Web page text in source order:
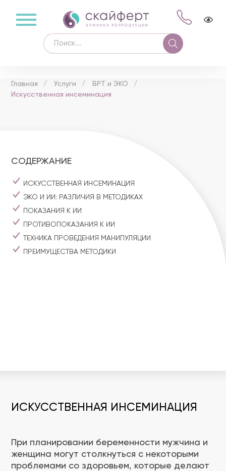
Главная Услуги
ВРТ и ЭКО
Искусственная инсеминация
СОДЕРЖАНИЕ
ИСКУССТВЕННАЯ ИНСЕМИНАЦИЯ
ЭКО И ИИ: РАЗЛИЧИЯ В МЕТОДИКАХ
ПОКАЗАНИЯ К ИИ
ПРОТИВОПОКАЗАНИЯ К ИИ
ТЕХНИКА ПРОВЕДЕНИЯ МАНИПУЛЯЦИИ
ПРЕИМУЩЕСТВА МЕТОДИКИ
ИСКУССТВЕННАЯ ИНСЕМИНАЦИЯ
При планировании беременности мужчина и
женщина могут столкнуться с некоторыми
проблемами со здоровьем, которые делают